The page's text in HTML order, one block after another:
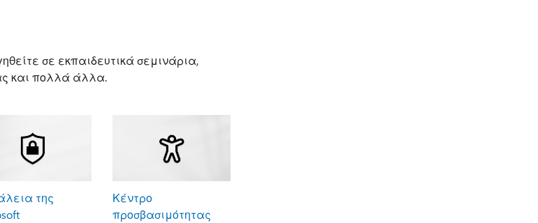
σε εκπαιδευτικά σεμινάρια,
και πολλά άλλα.
της
Κέντρο
προσβασιμότητας